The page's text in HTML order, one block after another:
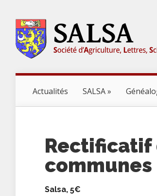
Actualités SALSA
Rectificatif
communes
Salsa, 5€